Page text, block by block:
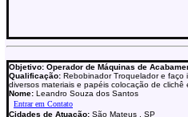
Objetivo: Operador de Máquinas de
Qualificação: Rebobinador Troquelador e faço
diversos materiais e papéis colocação de clichê
Nome: Leandro Souza dos Santos
Cidades de Atuação: São Mateus , SP